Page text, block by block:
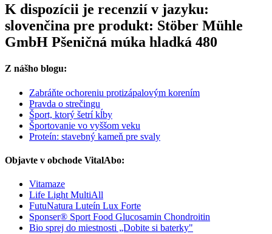
K dispozícii je recenzií v jazyku:
slovenčina pre produkt: Stöber Mühle
GmbH Pšeničná múka hladká 480
Z nášho blogu:
Zabráňte ochoreniu protizápalovým korením
Pravda o strečingu
Šport, ktorý šetrí kĺby
Športovanie vo vyššom veku
Proteín: stavebný kameň pre svaly
Objavte v obchode VitalAbo:
Vitamaze
Life Light MultiAll
FutuNatura Luteín Lux Forte
Sponser® Sport Food Glucosamin Chondroitin
Bio sprej do miestnosti „Dobite si baterky"